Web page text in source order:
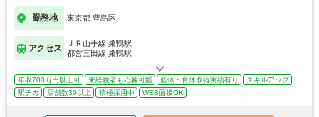
勤務地 東京都 豊島区
アクセス
ＪＲ山手線 巣鴨駅
都営三田線 巣鴨駅
年収700万円以上可 未経験者も応募可能 産休・育休取得実績有り
スキルアップ
駅チカ
店舗数30以上 積極採用中 WEB面接OK